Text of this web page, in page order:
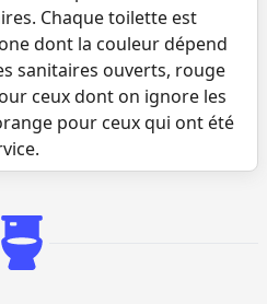
Chaque toilette est
dont la couleur dépend
sanitaires ouverts, rouge
ceux dont on ignore les
pour ceux qui ont été